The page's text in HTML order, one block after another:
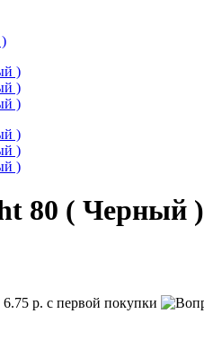
80 ( Черный )
6.75 р. с первой покупки